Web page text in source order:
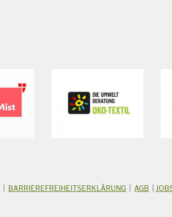
BARRIEREFREIHEITSERKLÄRUNG |AGB |